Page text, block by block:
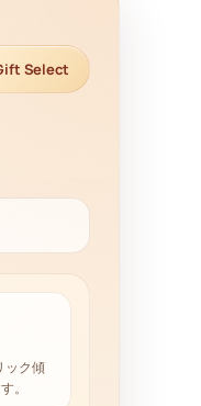
Select
ック傾
。